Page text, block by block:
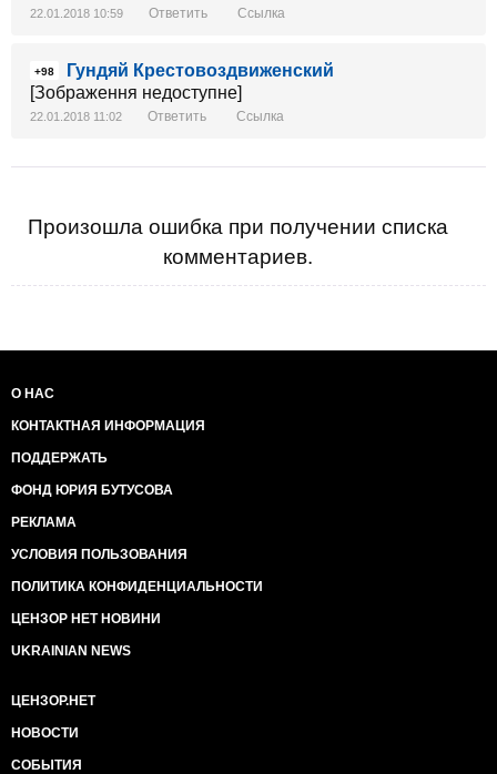
22.01.2018 10:59 Ответить Ссылка
+98
Гундяй Крестовоздвиженский
[Зображення недоступне]
22.01.2018 11:02 Ответить Ссылка
Произошла ошибка при получении списка
комментариев.
О НАС
КОНТАКТНАЯ ИНФОРМАЦИЯ
ПОДДЕРЖАТЬ
ФОНД ЮРИЯ БУТУСОВА
РЕКЛАМА
УСЛОВИЯ ПОЛЬЗОВАНИЯ
ПОЛИТИКА КОНФИДЕНЦИАЛЬНОСТИ
ЦЕНЗОР НЕТ НОВИНИ
UKRAINIAN NEWS
ЦЕНЗОР.НЕТ
НОВОСТИ
СОБЫТИЯ